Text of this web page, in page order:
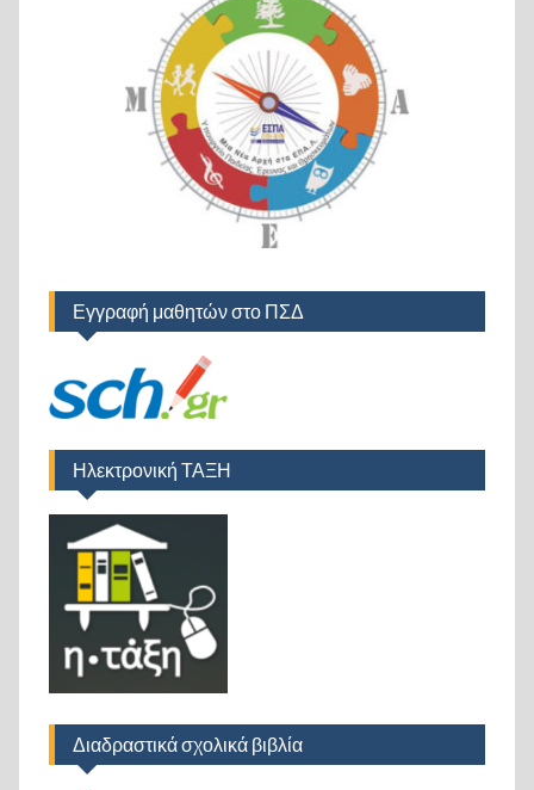
Εγγραφή μαθητών στο ΠΣΔ
Ηλεκτρονική ΤΑΞΗ
Διαδραστικά σχολικά βιβλία